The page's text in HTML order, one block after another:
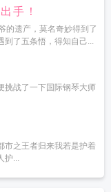
手！
的遗产，莫名奇妙得到了
到了五条悟，得知自己...
挑战了一下国际钢琴大师
市之王者归来我若是护着
护...